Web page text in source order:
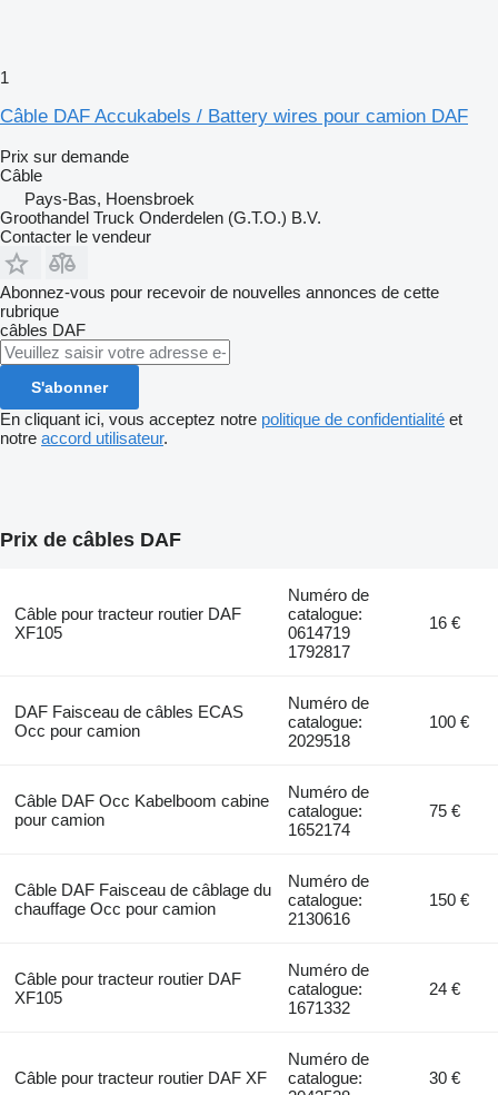
1
Câble DAF Accukabels / Battery wires pour camion DAF
Prix sur demande
Câble
Pays-Bas, Hoensbroek
Groothandel Truck Onderdelen (G.T.O.) B.V.
Contacter le vendeur
Abonnez-vous pour recevoir de nouvelles annonces de cette
rubrique
câbles DAF
S'abonner
En cliquant ici, vous acceptez notre politique de confidentialité et
notre accord utilisateur.
Prix de câbles DAF
Câble pour tracteur routier DAF
XF105
Numéro de
catalogue:
0614719
1792817
16 €
DAF Faisceau de câbles ECAS
Occ pour camion
Numéro de
catalogue:
2029518
100 €
Câble DAF Occ Kabelboom cabine
pour camion
Numéro de
catalogue:
1652174
75 €
Câble DAF Faisceau de câblage du
chauffage Occ pour camion
Numéro de
catalogue:
2130616
150 €
Câble pour tracteur routier DAF
XF105
Numéro de
catalogue:
1671332
24 €
Câble pour tracteur routier DAF XF
Numéro de
catalogue:
30 €